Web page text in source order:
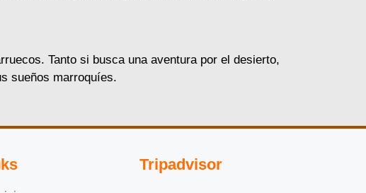
Tanto si busca una aventura por el desierto,
sueños marroquíes.
Tripadvisor